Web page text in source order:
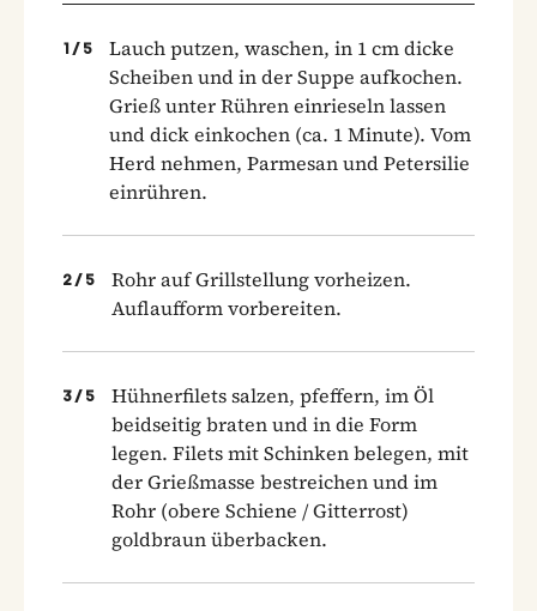
1 / 5
Lauch putzen, waschen, in 1 cm dicke
Scheiben und in der Suppe aufkochen.
Grieß unter Rühren einrieseln lassen
und dick einkochen (ca. 1 Minute). Vom
Herd nehmen, Parmesan und Petersilie
einrühren.
2 / 5
Rohr auf Grillstellung vorheizen.
Auflaufform vorbereiten.
3 / 5
Hühnerfilets salzen, pfeffern, im Öl
beidseitig braten und in die Form
legen. Filets mit Schinken belegen, mit
der Grießmasse bestreichen und im
Rohr (obere Schiene / Gitterrost)
goldbraun überbacken.